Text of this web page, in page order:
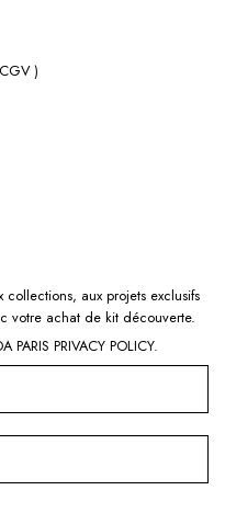
)
aux projets exclusifs
votre achat de kit découverte.
PARIS PRIVACY POLICY.